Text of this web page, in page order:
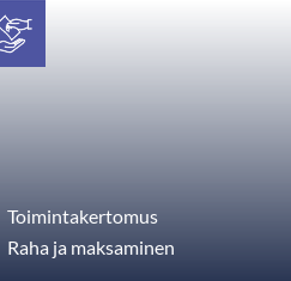
Toimintakertomus
Raha ja maksaminen